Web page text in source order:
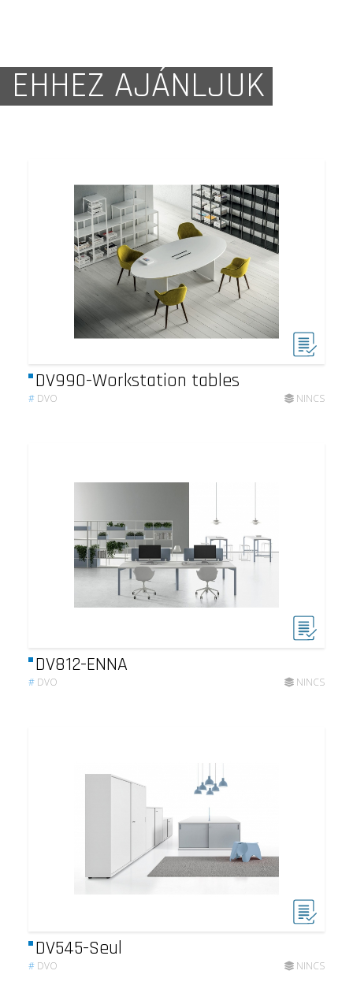
EHHEZ AJÁNLJUK
DV990-Workstation tables
# DVO NINCS
DV812-ENNA
# DVO NINCS
DV545-Seul
# DVO NINCS